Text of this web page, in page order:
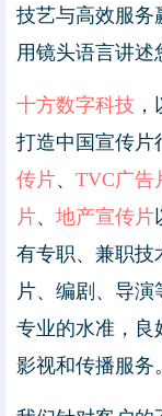
技艺与高效服务
用镜头语言讲述
十方数字科技
打造中国宣传片
传片、 TVC广告
片、 地产宣传片
有专职、兼职技
片、编剧、导
专业的水准，良
影视和传播服务。